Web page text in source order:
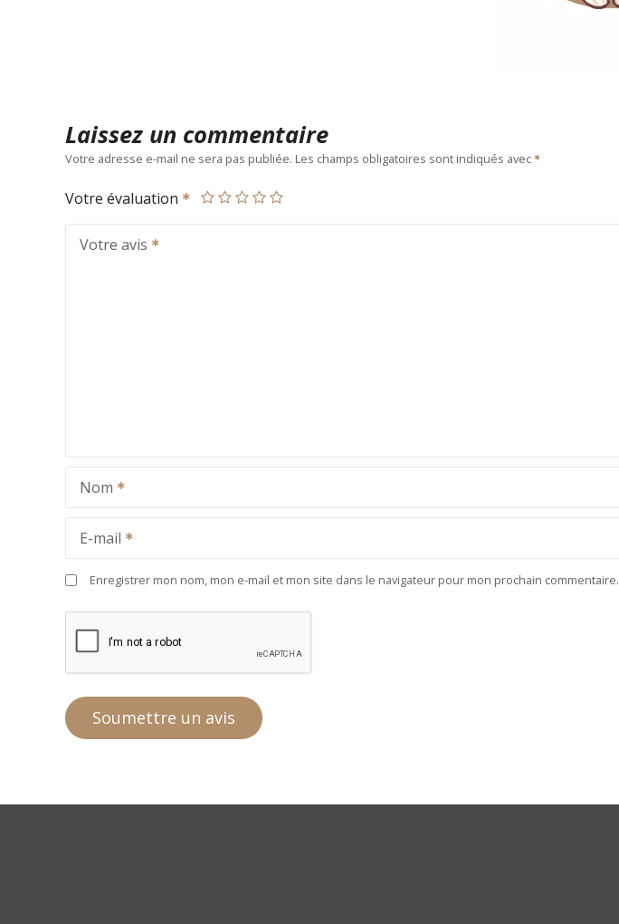
Laissez un commentaire
Votre adresse e-mail ne sera pas publiée. Les champs obligatoires sont indiqués avec
Votre évaluation
Votre avis
Nom
E-mail
Enregistrer mon nom, mon e-mail et mon site dans le navigateur pour mon prochain commentaire.